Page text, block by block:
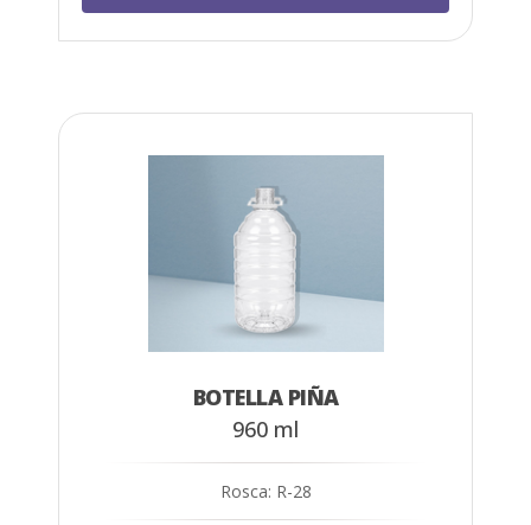
BOTELLA PIÑA
960 ml
Rosca: R-28